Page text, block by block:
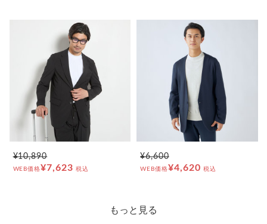
¥10,890
WEB価格¥7,623 税込
¥6,600
WEB価格¥4,620 税込
もっと見る